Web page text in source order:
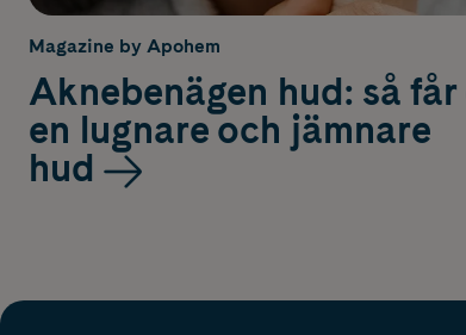
Magazine by Apohem
Aknebenägen hud: så får
en lugnare och jämnare
hud